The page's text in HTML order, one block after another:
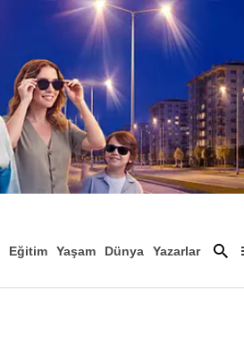
Eğitim Yaşam
Dünya
Yazarlar